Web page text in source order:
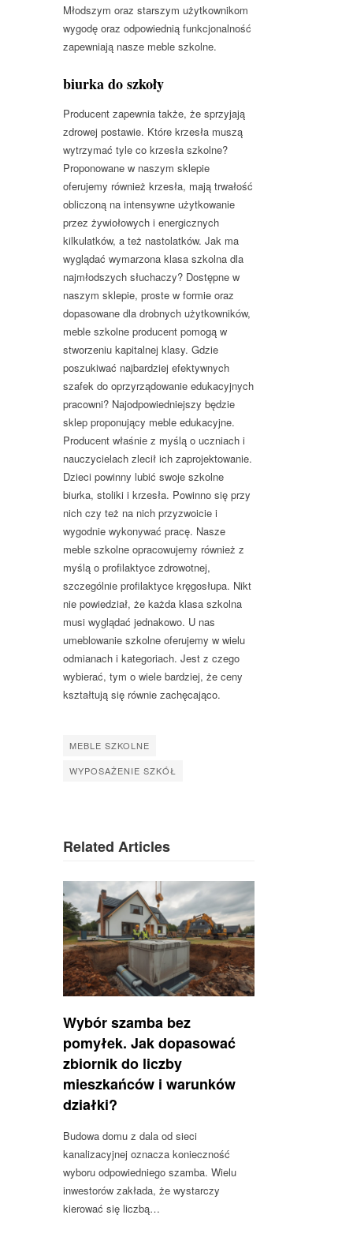
Młodszym oraz starszym użytkownikom
wygodę oraz odpowiednią funkcjonalność
zapewniają nasze meble szkolne.
biurka do szkoły
Producent zapewnia także, że sprzyjają
zdrowej postawie. Które krzesła muszą
wytrzymać tyle co krzesła szkolne?
Proponowane w naszym sklepie
oferujemy również krzesła, mają trwałość
obliczoną na intensywne użytkowanie
przez żywiołowych i energicznych
kilkulatków, a też nastolatków. Jak ma
wyglądać wymarzona klasa szkolna dla
najmłodszych słuchaczy? Dostępne w
naszym sklepie, proste w formie oraz
dopasowane dla drobnych użytkowników,
meble szkolne producent pomogą w
stworzeniu kapitalnej klasy. Gdzie
poszukiwać najbardziej efektywnych
szafek do oprzyrządowanie edukacyjnych
pracowni? Najodpowiedniejszy będzie
sklep proponujący meble edukacyjne.
Producent właśnie z myślą o uczniach i
nauczycielach zlecił ich zaprojektowanie.
Dzieci powinny lubić swoje szkolne
biurka, stoliki i krzesła. Powinno się przy
nich czy też na nich przyzwoicie i
wygodnie wykonywać pracę. Nasze
meble szkolne opracowujemy również z
myślą o profilaktyce zdrowotnej,
szczególnie profilaktyce kręgosłupa. Nikt
nie powiedział, że każda klasa szkolna
musi wyglądać jednakowo. U nas
umeblowanie szkolne oferujemy w wielu
odmianach i kategoriach. Jest z czego
wybierać, tym o wiele bardziej, że ceny
kształtują się równie zachęcająco.
MEBLE SZKOLNE
WYPOSAŻENIE SZKÓŁ
Related Articles
Wybór szamba bez
pomyłek. Jak dopasować
zbiornik do liczby
mieszkańców i warunków
działki?
Budowa domu z dala od sieci
kanalizacyjnej oznacza konieczność
wyboru odpowiedniego szamba. Wielu
inwestorów zakłada, że wystarczy
kierować się liczbą…